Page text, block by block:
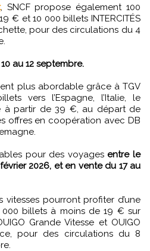
, SNCF propose également 100
€ et 10 000 billets INTERCITÉS
pour des circulations du 4
au 12 septembre.
plus abordable grâce à TGV
vers l’Espagne, l’Italie, le
à partir de 39 €, au départ de
offres en coopération avec DB
pour des voyages entre le
2026, et en vente du 17 au
vitesses pourront profiter d’une
000 billets à moins de 19 € sur
Grande Vitesse et OUIGO
pour des circulations du 8